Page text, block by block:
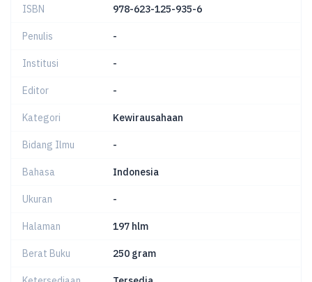
ISBN 978-623-125-935-6
Penulis -
Institusi -
Editor -
Kategori Kewirausahaan
Bidang Ilmu -
Bahasa Indonesia
Ukuran -
Halaman 197 hlm
Berat Buku 250 gram